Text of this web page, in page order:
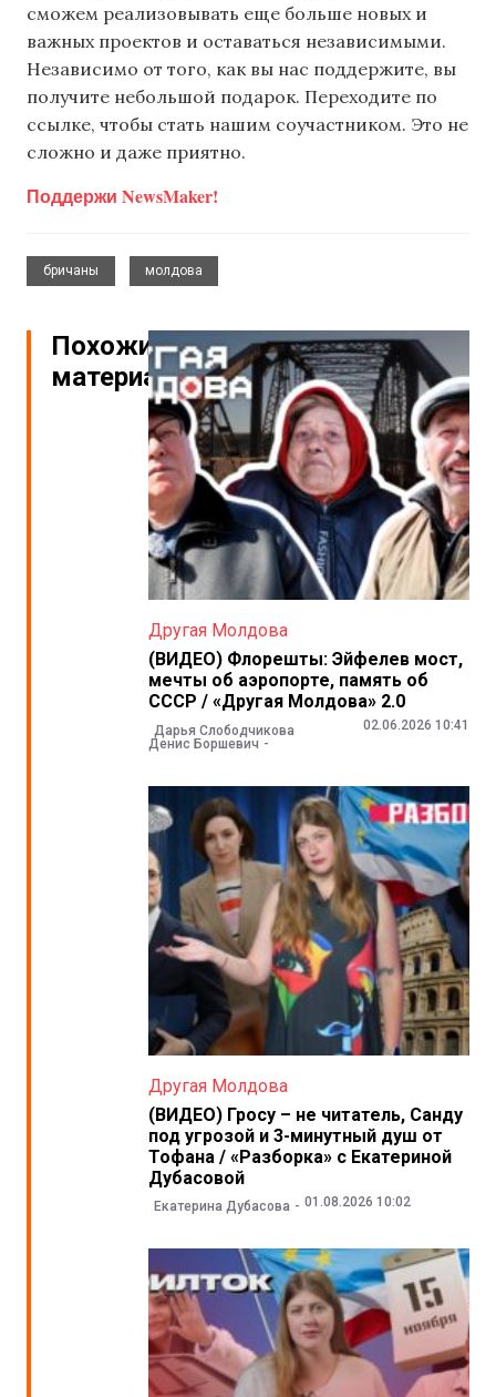
сможем реализовывать еще больше новых и
важных проектов и оставаться независимыми.
Независимо от того, как вы нас поддержите, вы
получите небольшой подарок. Переходите по
ссылке, чтобы стать нашим соучастником. Это не
сложно и даже приятно.
Поддержи NewsMaker!
бричаны
молдова
Похожие
материалы
Другая Молдова
(ВИДЕО) Флорешты: Эйфелев мост,
мечты об аэропорте, память об
СССР / «Другая Молдова» 2.0
Дарья Слободчикова
Денис Боршевич
02.06.2026 10:41
Другая Молдова
(ВИДЕО) Гросу – не читатель, Санду
под угрозой и 3-минутный душ от
Тофана / «Разборка» с Екатериной
Дубасовой
Екатерина Дубасова 01.08.2026 10:02